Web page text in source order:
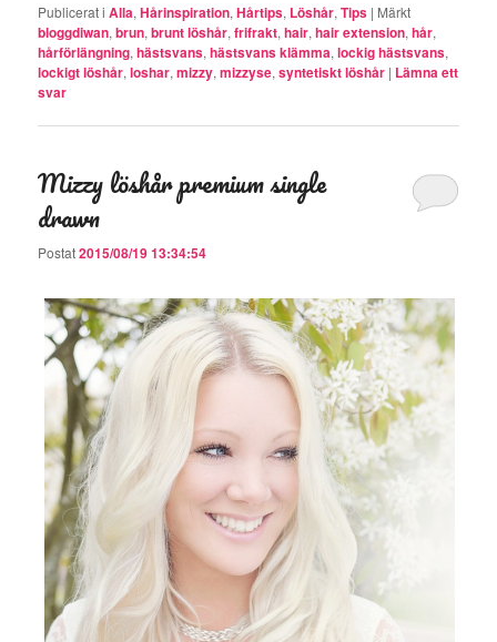
Publicerat i Alla,Hårinspiration,Hårtips, Löshår,Tips | Märkt
bloggdiwan,brun,brunt löshår,frifrakt,hair,hair extension,hår,
hårförlängning,hästsvans,hästsvans klämma,lockig hästsvans,
lockigt löshår,loshar,mizzy,mizzyse,syntetiskt löshår | Lämna ett
svar
Mizzy löshår premium single
drawn
Postat2015/08/19 13:34:54